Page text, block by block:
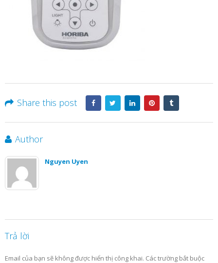
Share this post
Author
Nguyen Uyen
Trả lời
Email của bạn sẽ không được hiển thị công khai. Các trường bắt buộc